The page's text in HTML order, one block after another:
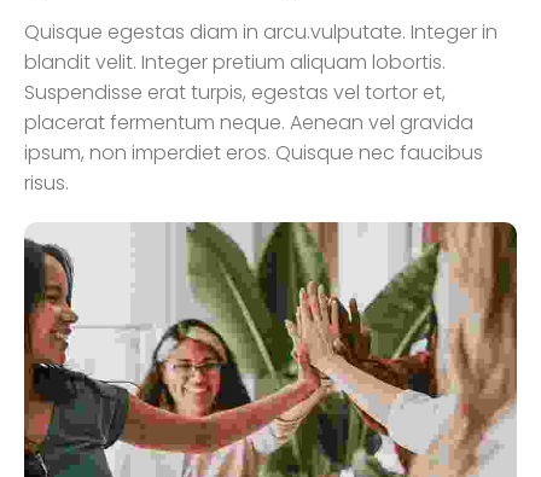
Quisque egestas diam in arcu.vulputate. Integer in
blandit velit. Integer pretium aliquam lobortis.
Suspendisse erat turpis, egestas vel tortor et,
placerat fermentum neque. Aenean vel gravida
ipsum, non imperdiet eros. Quisque nec faucibus
risus.